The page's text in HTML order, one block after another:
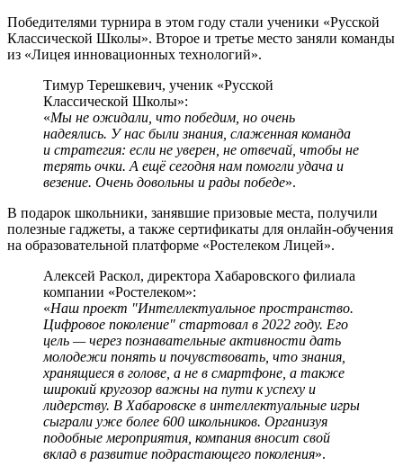
Победителями турнира в этом году стали ученики «Русской
Классической Школы». Второе и третье место заняли команды
из «Лицея инновационных технологий».
Тимур Терешкевич, ученик «Русской
Классической Школы»:
«Мы не ожидали, что победим, но очень
надеялись. У нас были знания, слаженная команда
и стратегия: если не уверен, не отвечай, чтобы не
терять очки. А ещё сегодня нам помогли удача и
везение. Очень довольны и рады победе».
В подарок школьники, занявшие призовые места, получили
полезные гаджеты, а также сертификаты для онлайн-обучения
на образовательной платформе «Ростелеком Лицей».
Алексей Раскол, директора Хабаровского филиала
компании «Ростелеком»:
«Наш проект "Интеллектуальное пространство.
Цифровое поколение" стартовал в 2022 году. Его
цель — через познавательные активности дать
молодежи понять и почувствовать, что знания,
хранящиеся в голове, а не в смартфоне, а также
широкий кругозор важны на пути к успеху и
лидерству. В Хабаровске в интеллектуальные игры
сыграли уже более 600 школьников. Организуя
подобные мероприятия, компания вносит свой
вклад в развитие подрастающего поколения».